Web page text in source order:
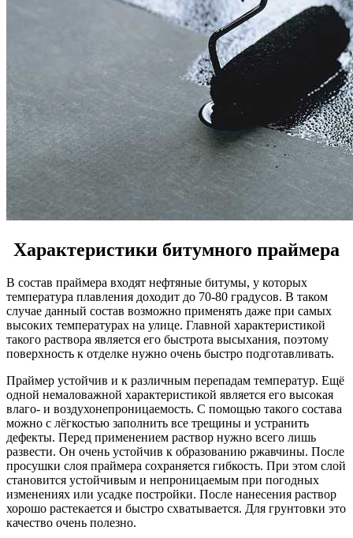
Характеристики битумного праймера
В состав праймера входят нефтяные битумы, у которых
температура плавления доходит до 70-80 градусов. В таком
случае данный состав возможно применять даже при самых
высоких температурах на улице. Главной характеристикой
такого раствора является его быстрота высыхания, поэтому
поверхность к отделке нужно очень быстро подготавливать.
Праймер устойчив и к различным перепадам температур. Ещё
одной немаловажной характеристикой является его высокая
влаго- и воздухонепроницаемость. С помощью такого состава
можно с лёгкостью заполнить все трещины и устранить
дефекты. Перед применением раствор нужно всего лишь
развести. Он очень устойчив к образованию ржавчины. После
просушки слоя праймера сохраняется гибкость. При этом слой
становится устойчивым и непроницаемым при погодных
изменениях или усадке постройки. После нанесения раствор
хорошо растекается и быстро схватывается. Для грунтовки это
качество очень полезно.